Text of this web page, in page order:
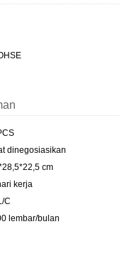
dinegosiasikan
cm
kerja
C
lembar/bulan